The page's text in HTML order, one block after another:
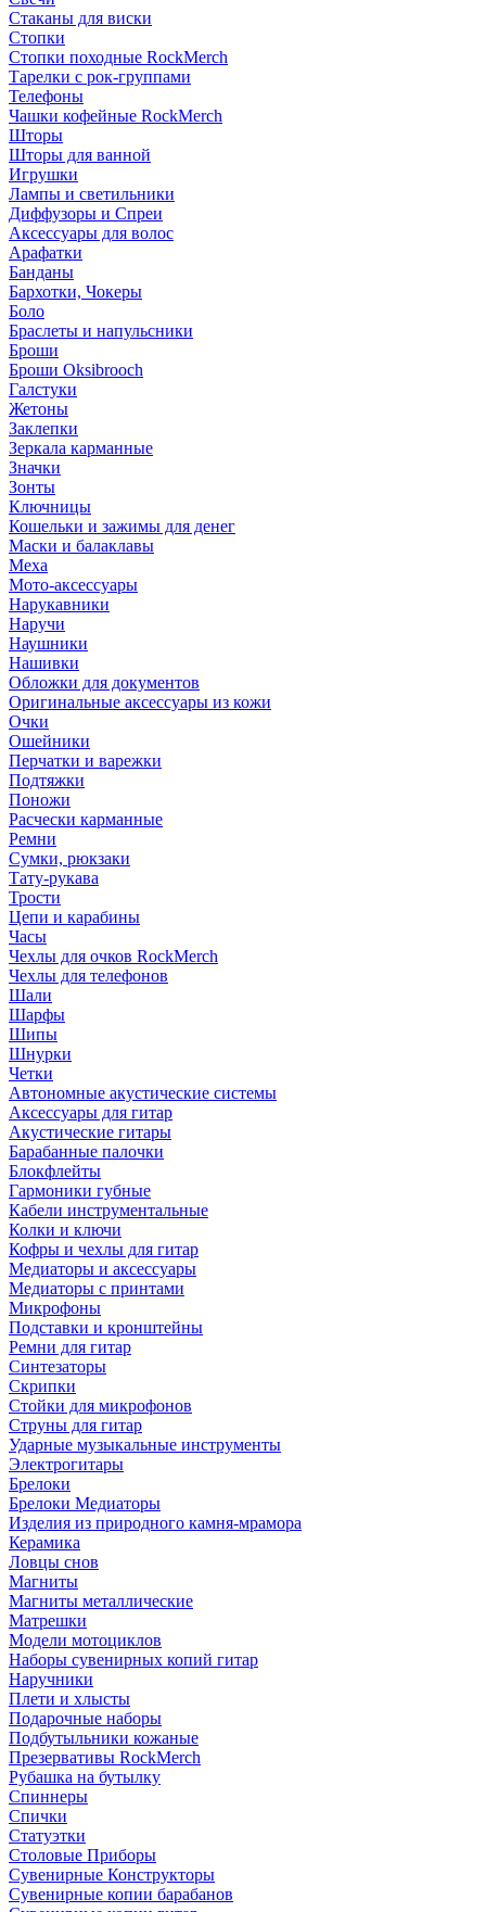
Стаканы для виски
Стопки
Стопки походные RockMerch
Тарелки с рок-группами
Телефоны
Чашки кофейные RockMerch
Шторы
Шторы для ванной
Игрушки
Лампы и светильники
Диффузоры и Спреи
Аксессуары для волос
Арафатки
Банданы
Бархотки, Чокеры
Боло
Браслеты и напульсники
Броши
Броши Oksibrooch
Галстуки
Жетоны
Заклепки
Зеркала карманные
Значки
Зонты
Ключницы
Кошельки и зажимы для денег
Маски и балаклавы
Меха
Мото-аксессуары
Нарукавники
Наручи
Наушники
Нашивки
Обложки для документов
Оригинальные аксессуары из кожи
Очки
Ошейники
Перчатки и варежки
Подтяжки
Поножи
Расчески карманные
Ремни
Сумки, рюкзаки
Тату-рукава
Трости
Цепи и карабины
Часы
Чехлы для очков RockMerch
Чехлы для телефонов
Шали
Шарфы
Шипы
Шнурки
Четки
Автономные акустические системы
Аксессуары для гитар
Акустические гитары
Барабанные палочки
Блокфлейты
Гармоники губные
Кабели инструментальные
Колки и ключи
Кофры и чехлы для гитар
Медиаторы и аксессуары
Медиаторы с принтами
Микрофоны
Подставки и кронштейны
Ремни для гитар
Синтезаторы
Скрипки
Стойки для микрофонов
Струны для гитар
Ударные музыкальные инструменты
Электрогитары
Брелоки
Брелоки Медиаторы
Изделия из природного камня-мрамора
Керамика
Ловцы снов
Магниты
Магниты металлические
Матрешки
Модели мотоциклов
Наборы сувенирных копий гитар
Наручники
Плети и хлысты
Подарочные наборы
Подбутыльники кожаные
Презервативы RockMerch
Рубашка на бутылку
Спиннеры
Спички
Статуэтки
Столовые Приборы
Сувенирные Конструкторы
Сувенирные копии барабанов